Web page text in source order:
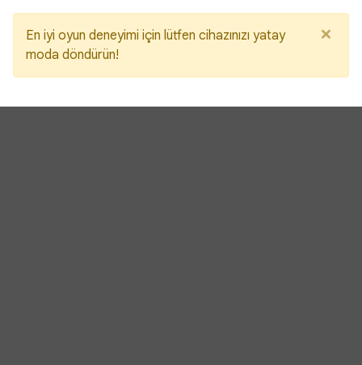
En iyi oyun deneyimi için lütfen cihazınızı yatay
moda döndürün!
×